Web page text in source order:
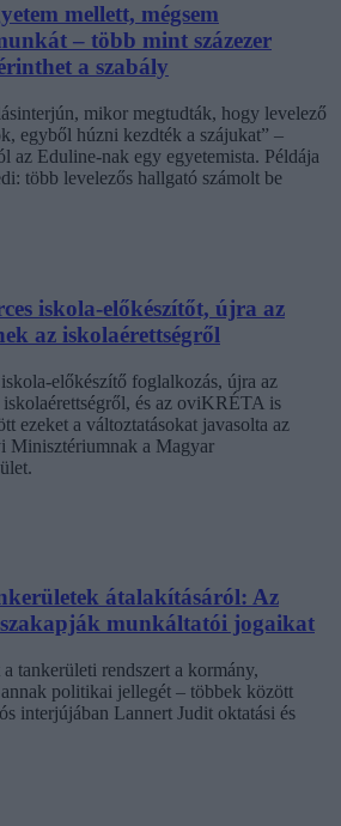
mellett, mégsem
– több mint százezer
a szabály
mikor megtudták, hogy levelező
egyből húzni kezdték a szájukat” –
az Eduline-nak egy egyetemista. Példája
több levelezős hallgató számolt be
iskola-előkészítőt, újra az
az iskolaérettségről
előkészítő foglalkozás, újra az
és az oviKRÉTA is
ezeket a változtatásokat javasolta az
Minisztériumnak a Magyar
átalakításáról: Az
munkáltatói jogaikat
tankerületi rendszert a kormány,
politikai jellegét – többek között
interjújában Lannert Judit oktatási és